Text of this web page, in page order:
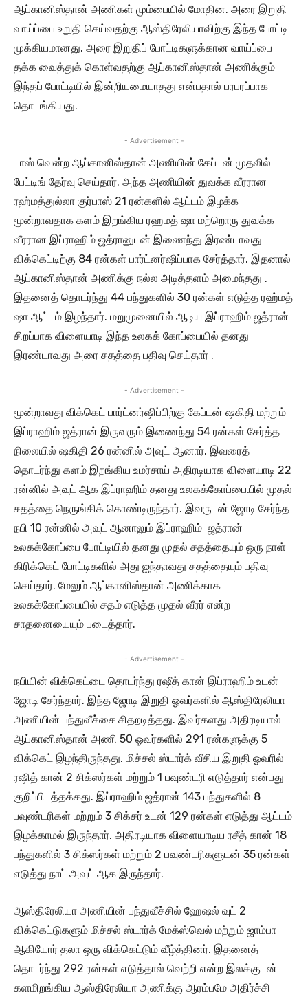
ஆப்கானிஸ்தான் அணிகள் மும்பையில் மோதின. அரை இறுதி
வாய்ப்பை உறுதி செய்வதற்கு ஆஸ்திரேலியாவிற்கு இந்த போட்டி
முக்கியமானது. அரை இறுதிப் போட்டிகளுக்கான வாய்ப்பை
தக்க வைத்துக் கொள்வதற்கு ஆப்கானிஸ்தான் அணிக்கும்
இந்தப் போட்டியில் இன்றியமையாதது என்பதால் பரபரப்பாக
தொடங்கியது.
- Advertisement -
டாஸ் வென்ற ஆப்கானிஸ்தான் அணியின் கேப்டன் முதலில்
பேட்டிங் தேர்வு செய்தார். அந்த அணியின் துவக்க வீரரான
ரஹ்மத்துல்லா குர்பாஸ் 21 ரன்களில் ஆட்டம் இழக்க
மூன்றாவதாக களம் இறங்கிய ரஹமத் ஷா மற்றொரு துவக்க
வீரரான இப்ராஹிம் ஜத்ரானுடன் இணைந்து இரண்டாவது
விக்கெட்டிற்கு 84 ரன்கள் பார்ட்னர்ஷிப்பாக சேர்த்தார். இதனால்
ஆப்கானிஸ்தான் அணிக்கு நல்ல அடித்தளம் அமைந்தது .
இதனைத் தொடர்ந்து 44 பந்துகளில் 30 ரன்கள் எடுத்த ரஹ்மத்
ஷா ஆட்டம் இழந்தார். மறுமுனையில் ஆடிய இப்ராஹிம் ஜத்ரான்
சிறப்பாக விளையாடி இந்த உலகக் கோப்பையில் தனது
இரண்டாவது அரை சதத்தை பதிவு செய்தார் .
- Advertisement -
மூன்றாவது விக்கெட் பார்ட்னர்ஷிப்பிற்கு கேப்டன் ஷகிதி மற்றும்
இப்ராஹிம் ஜத்ரான் இருவரும் இணைந்து 54 ரன்கள் சேர்த்த
நிலையில் ஷகிதி 26 ரன்னில் அவுட் ஆனார். இவரைத்
தொடர்ந்து களம் இறங்கிய உமர்சாய் அதிரடியாக விளையாடி 22
ரன்னில் அவுட் ஆக இப்ராஹிம் தனது உலகக்கோப்பையில் முதல்
சதத்தை நெருங்கிக் கொண்டிருந்தார். இவருடன் ஜோடி சேர்ந்த
நபி 10 ரன்னில் அவுட் ஆனாலும் இப்ராஹிம் ஜத்ரான்
உலகக்கோப்பை போட்டியில் தனது முதல் சதத்தையும் ஒரு நாள்
கிரிக்கெட் போட்டிகளில் அது ஐந்தாவது சதத்தையும் பதிவு
செய்தார். மேலும் ஆப்கானிஸ்தான் அணிக்காக
உலகக்கோப்பையில் சதம் எடுத்த முதல் வீரர் என்ற
சாதனையையும் படைத்தார்.
- Advertisement -
நபியின் விக்கெட்டை தொடர்ந்து ரஷீத் கான் இப்ராஹிம் உடன்
ஜோடி சேர்ந்தார். இந்த ஜோடி இறுதி ஓவர்களில் ஆஸ்திரேலியா
அணியின் பந்துவீச்சை சிதறடித்தது. இவர்களது அதிரடியால்
ஆப்கானிஸ்தான் அணி 50 ஓவர்களில் 291 ரன்களுக்கு 5
விக்கெட் இழந்திருந்தது. மிச்சல் ஸ்டார்க் வீசிய இறுதி ஓவரில்
ரஷித் கான் 2 சிக்ஸர்கள் மற்றும் 1 பவுண்டரி எடுத்தார் என்பது
குறிப்பிடத்தக்கது. இப்ராஹிம் ஜத்ரான் 143 பந்துகளில் 8
பவுண்டரிகள் மற்றும் 3 சிக்சர் உடன் 129 ரன்கள் எடுத்து ஆட்டம்
இழக்காமல் இருந்தார். அதிரடியாக விளையாடிய ரசீத் கான் 18
பந்துகளில் 3 சிக்ஸர்கள் மற்றும் 2 பவுண்டரிகளுடன் 35 ரன்கள்
எடுத்து நாட் அவுட் ஆக இருந்தார்.
ஆஸ்திரேலியா அணியின் பந்துவீச்சில் ஹேஷல் வுட் 2
விக்கெட்டுகளும் மிச்சல் ஸ்டார்க் மேக்ஸ்வெல் மற்றும் ஜாம்பா
ஆகியோர் தலா ஒரு விக்கெட்டும் வீழ்த்தினர். இதனைத்
தொடர்ந்து 292 ரன்கள் எடுத்தால் வெற்றி என்ற இலக்குடன்
களமிறங்கிய ஆஸ்திரேலியா அணிக்கு ஆரம்பமே அதிர்ச்சி